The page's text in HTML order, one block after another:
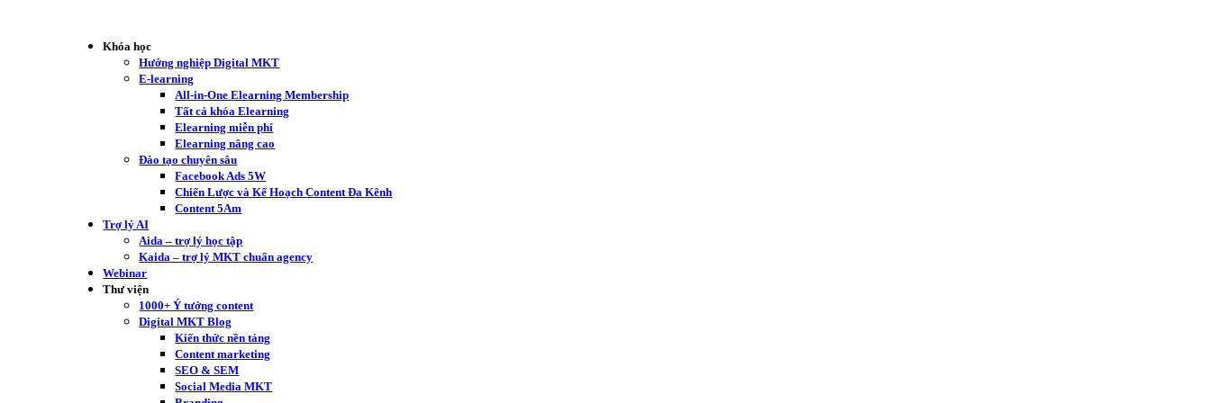
Khóa học
Hướng nghiệp Digital MKT
E-learning
All-in-One Elearning Membership
Tất cả khóa Elearning
Elearning miễn phí
Elearning nâng cao
Đào tạo chuyên sâu
Facebook Ads 5W
Chiến Lược và Kế Hoạch Content Đa Kênh
Content 5Am
Trợ lý AI
Aida – trợ lý học tập
Kaida – trợ lý MKT chuẩn agency
Webinar
Thư viện
1000+ Ý tưởng content
Digital MKT Blog
Kiến thức nền tảng
Content marketing
SEO & SEM
Social Media MKT